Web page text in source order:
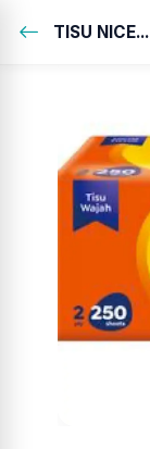
TISU NICE...